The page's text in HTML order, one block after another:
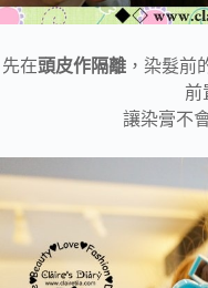
先在頭皮作隔離，染髮前
前
讓染膏不